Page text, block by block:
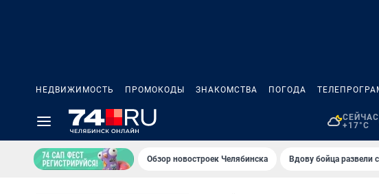
НЕДВИЖИМОСТЬ ПРОМОКОДЫ ЗНАКОМСТВА ПОГОДА
СЕЙЧАС
+17°C
Обзор новостроек Челябинска Вдову бойца развели